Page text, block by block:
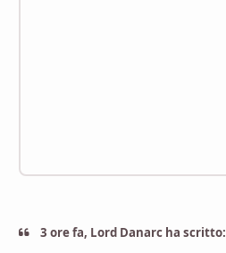
3 ore fa, Lord Danarc ha scritto: